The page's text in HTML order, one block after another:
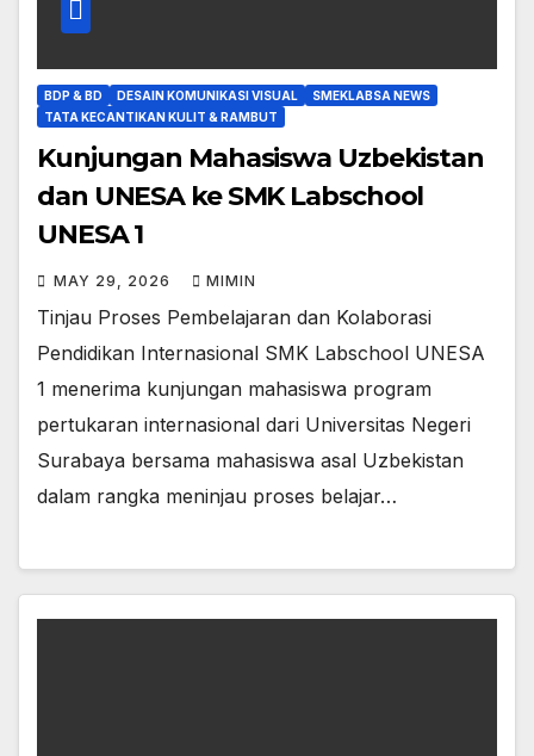
BDP & BD DESAIN KOMUNIKASI VISUAL
SMEKLABSA NEWS
TATA KECANTIKAN KULIT & RAMBUT
Kunjungan Mahasiswa Uzbekistan
dan UNESA ke SMK Labschool
UNESA 1
MAY 29, 2026 MIMIN
Tinjau Proses Pembelajaran dan Kolaborasi
Pendidikan Internasional SMK Labschool UNESA
1 menerima kunjungan mahasiswa program
pertukaran internasional dari Universitas Negeri
Surabaya bersama mahasiswa asal Uzbekistan
dalam rangka meninjau proses belajar…